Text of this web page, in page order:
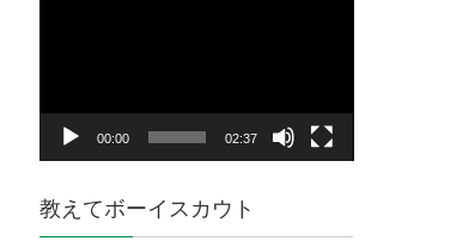
00:00 02:37
教えてボーイスカウト